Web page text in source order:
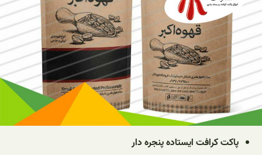
پاکت کرافت ایستاده پنجره دار